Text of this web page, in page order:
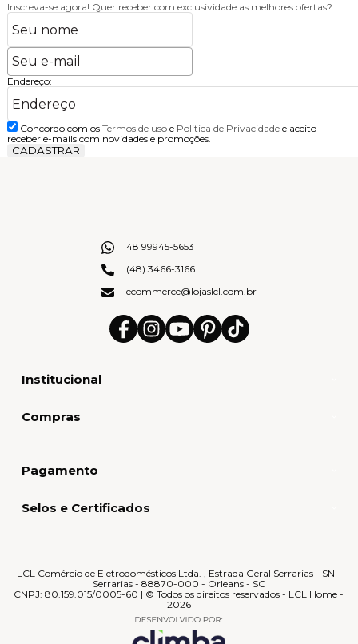
Inscreva-se agora! Quer receber com exclusividade as melhores ofertas?
Endereço:
Concordo com os Termos de usoe Politica de Privacidadee aceito
receber e-mails com novidades e promoções.
CADASTRAR
Institucional
Compras
48 99945-5653
(48) 3466-3166
ecommerce@lojaslcl.com.br
Pagamento
Selos e Certificados
LCL Comércio de Eletrodomésticos Ltda. , Estrada Geral Serrarias - SN -
Serrarias - 88870-000 - Orleans - SC
CNPJ: 80.159.015/0005-60 | © Todos os direitos reservados - LCL Home -
2026